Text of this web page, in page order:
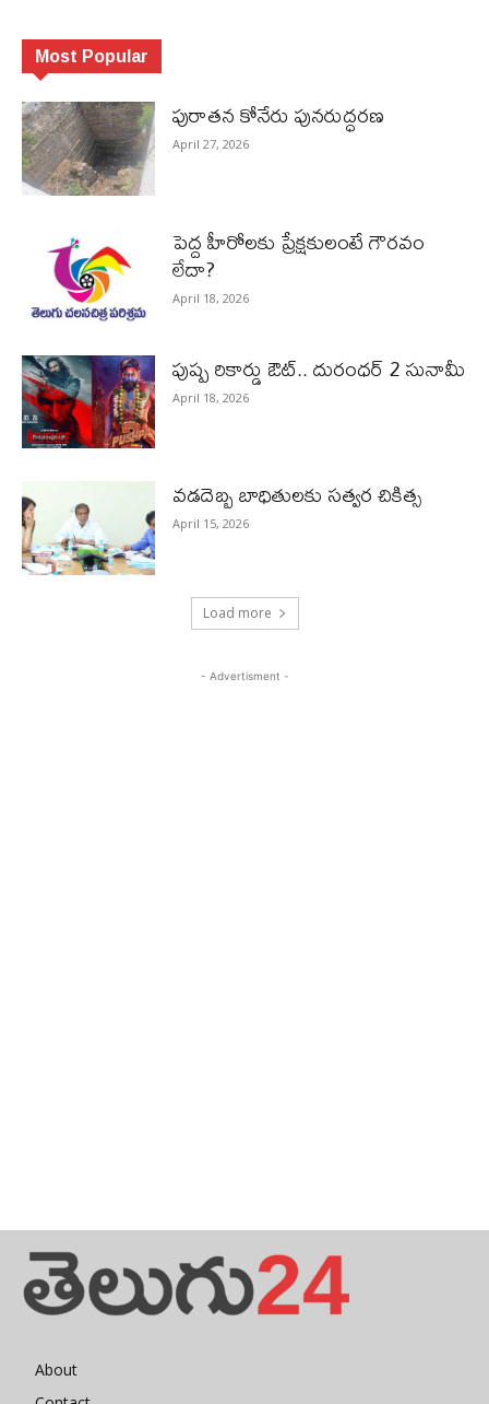
Most Popular
పురాత‌న కోనేరు పున‌రుద్ధ‌ర‌ణ
April 27, 2026
పెద్ద హీరోల‌కు ప్రేక్ష‌కులంటే గౌర‌వం
లేదా?
April 18, 2026
పుష్ప రికార్డు ఔట్‌.. దురంధ‌ర్ 2 సునామీ
April 18, 2026
వడదెబ్బ బాధితులకు సత్వర చికిత్స
April 15, 2026
Load more
- Advertisment -
About